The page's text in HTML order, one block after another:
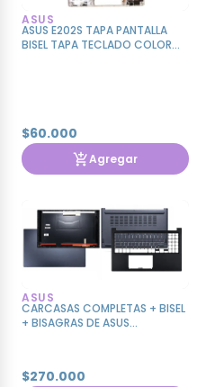
ASUS
ASUS E202S TAPA PANTALLA
BISEL TAPA TECLADO COLOR
$60.000
Agregar
ASUS
CARCASAS COMPLETAS + BISEL
+ BISAGRAS DE ASUS
$270.000